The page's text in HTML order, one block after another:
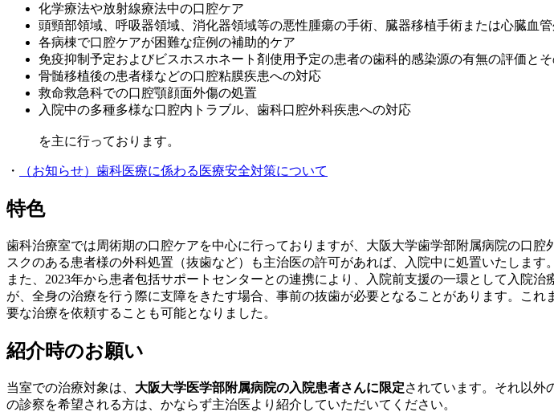
化学療法や放射線療法中の口腔ケア
頭頸部領域、呼吸器領域、消化器領域等の悪性腫瘍の手術、臓器移植手術または心臓血
各病棟で口腔ケアが困難な症例の補助的ケア
免疫抑制予定およびビスホスホネート剤使用予定の患者の歯科的感染源の有無の評価と
骨髄移植後の患者様などの口腔粘膜疾患への対応
救命救急科での口腔顎顔面外傷の処置
入院中の多種多様な口腔内トラブル、歯科口腔外科疾患への対応
を主に行っております。
・ （お知らせ）歯科医療に係わる医療安全対策について
特色
歯科治療室では周術期の口腔ケアを中心に行っておりますが、大阪大学歯学部附属病院の口
スクのある患者様の外科処置（抜歯など）も主治医の許可があれば、入院中に処置いたします。
また、2023年から患者包括サポートセンターとの連携により、入院前支援の一環として入院
が、全身の治療を行う際に支障をきたす場合、事前の抜歯が必要となることがあります。こ
要な治療を依頼することも可能となりました。
紹介時のお願い
当室での治療対象は、 大阪大学医学部附属病院の入院患者さんに限定されています。それ以外
の診察を希望される方は、かならず主治医より紹介していただいてください。